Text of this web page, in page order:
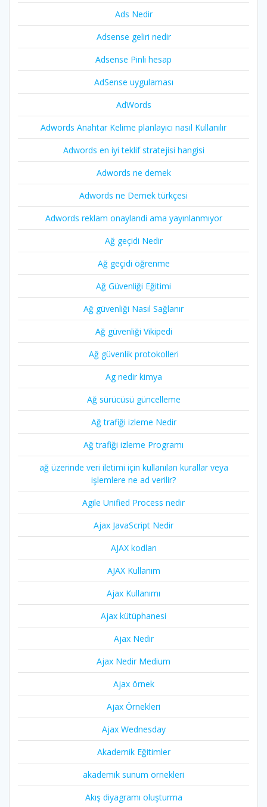
Ads Nedir
Adsense geliri nedir
Adsense Pinli hesap
AdSense uygulaması
AdWords
Adwords Anahtar Kelime planlayıcı nasıl Kullanılır
Adwords en iyi teklif stratejisi hangisi
Adwords ne demek
Adwords ne Demek türkçesi
Adwords reklam onaylandi ama yayınlanmıyor
Ağ geçidi Nedir
Ağ geçidi öğrenme
Ağ Güvenliği Eğitimi
Ağ güvenliği Nasıl Sağlanır
Ağ güvenliği Vikipedi
Ağ güvenlik protokolleri
Ag nedir kimya
Ağ sürücüsü güncelleme
Ağ trafiği izleme Nedir
Ağ trafiği izleme Programı
ağ üzerinde veri iletimi için kullanılan kurallar veya
işlemlere ne ad verilir?
Agile Unified Process nedir
Ajax JavaScript Nedir
AJAX kodları
AJAX Kullanım
Ajax Kullanımı
Ajax kütüphanesi
Ajax Nedir
Ajax Nedir Medium
Ajax örnek
Ajax Örnekleri
Ajax Wednesday
Akademik Eğitimler
akademik sunum örnekleri
Akış diyagramı oluşturma